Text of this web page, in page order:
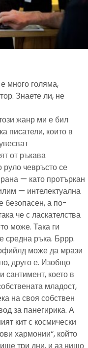
много голяма,
Знаете ли, не
жанр ми е бил
писатели, които в
от ръкава
руло чевръсто се
— като протъркан
— интелектуална
безопасен, а по-
че с ласкателства
може. Така ги
средна ръка. Бррр.
може да мрази
друго е. Изобщо
сантимент, което в
младост,
на своя собствен
за панегирика. А
кит с космически
хармонии“, който
три дни, и аз нищо